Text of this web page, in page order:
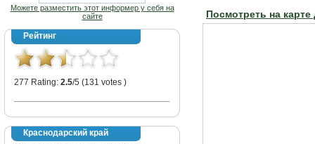
Можете разместить этот информер у себя на
сайте
Рейтинг
277 Rating: 2.5/5 (131 votes )
Краснодарский край
Посмотреть на